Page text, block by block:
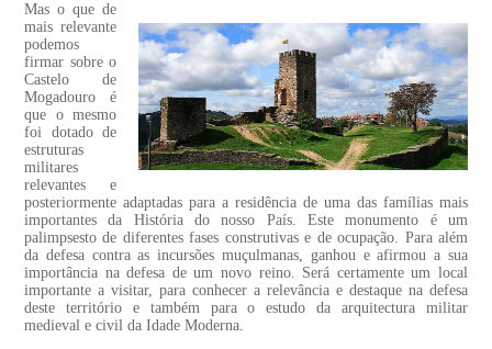
Mas o que de
mais relevante
podemos
firmar sobre o
Castelo de
Mogadouro é
que o mesmo
foi dotado de
estruturas
militares
relevantes e
posteriormente adaptadas para a residência de uma das famílias mais
importantes da História do nosso País. Este monumento é um
palimpsesto de diferentes fases construtivas e de ocupação. Para além
da defesa contra as incursões muçulmanas, ganhou e afirmou a sua
importância na defesa de um novo reino. Será certamente um local
importante a visitar, para conhecer a relevância e destaque na defesa
deste território e também para o estudo da arquitectura militar
medieval e civil da Idade Moderna.